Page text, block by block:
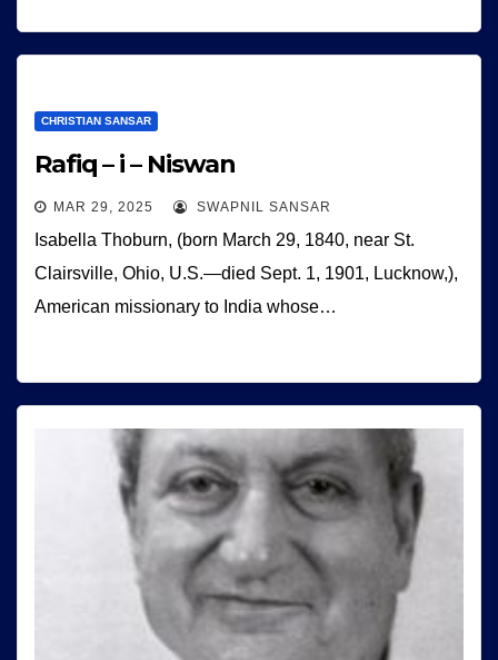
CHRISTIAN SANSAR
Rafiq – i – Niswan
MAR 29, 2025 SWAPNIL SANSAR
Isabella Thoburn, (born March 29, 1840, near St.
Clairsville, Ohio, U.S.—died Sept. 1, 1901, Lucknow,),
American missionary to India whose…